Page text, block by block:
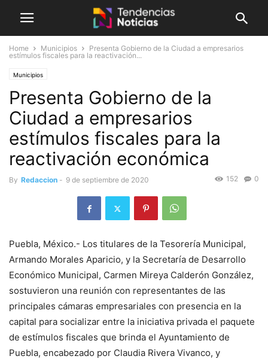
Home Municipios
Presenta Gobierno de la Ciudad a empresarios
estímulos fiscales para la reactivación...
Municipios
Presenta Gobierno de la
Ciudad a empresarios
estímulos fiscales para la
reactivación económica
By Redaccion - 9 de septiembre de 2020 0
152
Puebla, México.- Los titulares de la Tesorería Municipal,
Armando Morales Aparicio, y la Secretaría de Desarrollo
Económico Municipal, Carmen Mireya Calderón González,
sostuvieron una reunión con representantes de las
principales cámaras empresariales con presencia en la
capital para socializar entre la iniciativa privada el paquete
de estímulos fiscales que brinda el Ayuntamiento de
Puebla, encabezado por Claudia Rivera Vivanco, y